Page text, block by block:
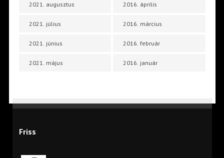
2021. augusztus
2021. július
2021. június
2021. május
2016. április
2016. március
2016. február
2016. január
Friss